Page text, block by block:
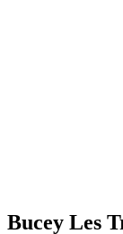
Bucey Les